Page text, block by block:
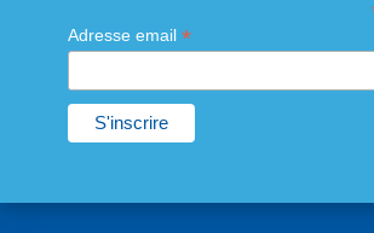
Adresse email *